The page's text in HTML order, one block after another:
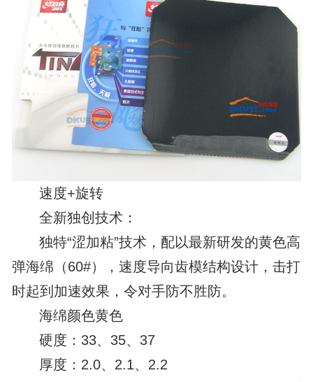
速度+旋转
全新独创技术：
独特“涩加粘”技术，配以最新研发的黄色高
弹海绵（60#），速度导向齿模结构设计，击打
时起到加速效果，令对手防不胜防。
海绵颜色黄色
硬度：33、35、37
厚度：2.0、2.1、2.2